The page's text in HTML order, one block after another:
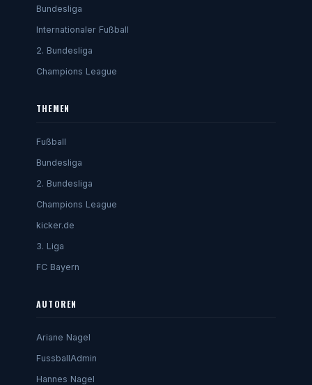
Bundesliga
Internationaler Fußball
2. Bundesliga
Champions League
THEMEN
Fußball
Bundesliga
2. Bundesliga
Champions League
kicker.de
3. Liga
FC Bayern
AUTOREN
Ariane Nagel
FussballAdmin
Hannes Nagel